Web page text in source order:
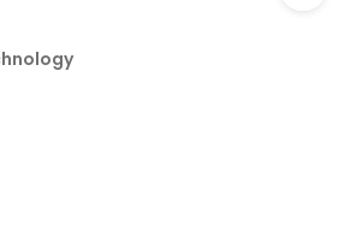
行っていました。平日週2回2時間の講義を受
制作の時間も別で取っていました。その後の